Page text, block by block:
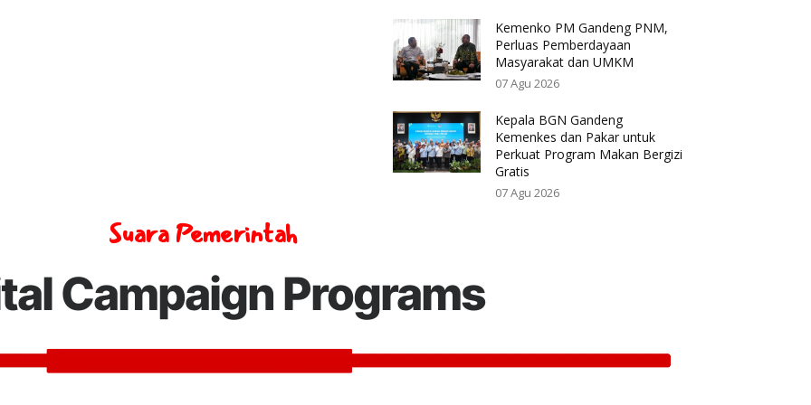
Kemenko PM Gandeng PNM,
Perluas Pemberdayaan
Masyarakat dan UMKM
07 Agu 2026
Kepala BGN Gandeng
Kemenkes dan Pakar untuk
Perkuat Program Makan Bergizi
Gratis
07 Agu 2026
Suara Pemerintah
Campaign Programs